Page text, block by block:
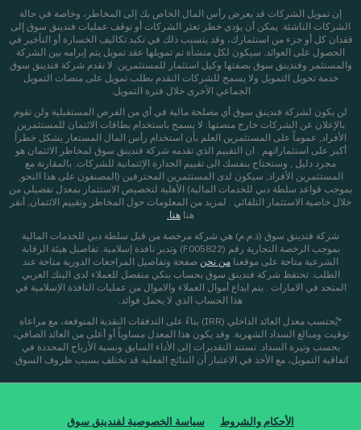
إن تمويل الشركات قد يعرض رأس المال الخاص بك إلى المخاطر، وخاصة في حالة
الشركات الناشئة. يمكن أن يؤدي خطر تعثر الشركات أو توقف عمليات فندينق سوق إلى
فقدان كل أو جزء من استثمارك، وقد يتسبب ذلك في تكبد تكاليف الخسارة أو التأخير في
الحصول على العوائد. سيكون لكل منشأة تم تمويلها عقد تمويل يتم إبرامه بين الشركة
والمستثمر وفندينق سوق بصفتها وكيل استثمار للمستثمرين. لا تقدم شركة فندينق سوق
خدمة تحويل التمويل ولا يسمح للشركات التقدم بطلب تمويل على منصات التمويل
الجماعي الأخرى خلال فترة التمويل.
لن يكون لشركة فندينق سوق أي مصلحة مالية في أي من الفرص المستقبلية ولن تقوم
بالإعلان عن الشركات خارج منصتها. لا يسمح باستخدام بطاقات الائتمان للمستثمرين
الأفراد, عموماً على المستثمرين العلم بأن استخدام رأس المال المستعار يشكل خطراً
أكبر على استثماراتهم . ان التقييم الذي تقدمه شركة فندينق سوق لمخاطر الائتمان هو
مجرد دليل , وستحتاج بنفسك الى تقييم الجدارة الإئتمانية للشركات. بالمقارنة مع
المستثمرين الأفراد, سيكون لدى المستثمرين المحترفين (المصنفون على هذا النحو,
بموجب قواعد سلطة دبي للخدمات المالية) الأهلية لتخصيص الاستثمار بمعدل تفضيلي من
خلال خاصية الاستثمار التلقائي . لمزيد من المعلومات حول المخاطر وتقييم الائتمان, أنقر
هنا هنا.
شركة فندينق سوق (ذ.م.م) هي شركة مرخصة من قبل سلطة دبي للخدمات المالية
بموجب الرخصة التجارية رقم (F005822) وتدير نافذة إسلامية. تفاصيل هيئة الرقابة
الشرعية متاحة على موقعنا من نحن صفحة وتفاصيل المراجعات الدورية متاحة عند
الطلب. تحتفظ شركة فندينق سوق بحساب بنكي منفصل للعملاء لدى البنك العربي
المتحد في الامارات . يتم ايداع أموال العملاء والاموال من عمليات النافذة الإسلامية في
هذا الحساب الذي لا يحمل فوائد.
*يُحتسب معدل العائد الداخلي (IRR) بناءً على التدفقات النقدية المتوقعة، مع مراعاة
توقيت ومبالغ السداد الشهرية. وقد يكون هذا المعدل مساوياً أو أعلى من العائد الصافي،
بحسب وتيرة السداد. تستند التقديرات إلى الأداء السابق ونسبة الأرباح المحددة في
اتفاقية التمويل، مع الأخذ في الاعتبار أن النتائج الفعلية قد تختلف بسبب ظروف السوق.
الأحكام والشروط سياسة الخصوصية لفندينق سوق